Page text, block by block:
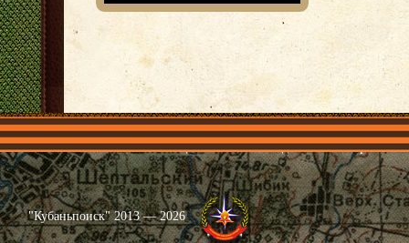
Главная Имена Общественные объединения Проекты
"Кубаньпоиск" 2013 — 2026